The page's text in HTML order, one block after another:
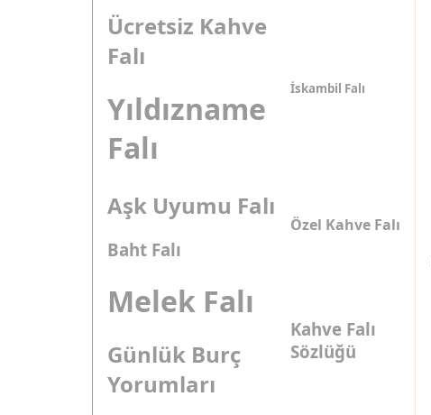
Ücretsiz Kahve
Falı
Yıldızname
Falı
İskambil Falı
Aşk Uyumu Falı
Baht Falı
Özel Kahve Falı
Melek Falı
Günlük Burç
Yorumları
Kahve Falı
Sözlüğü